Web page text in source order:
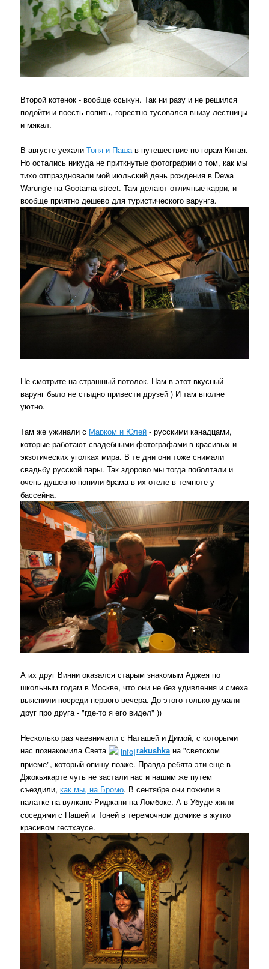
Второй котенок - вообще ссыкун. Так ни разу и не решился
подойти и поесть-попить, горестно тусовался внизу лестницы
и мякал.
В августе уехалиТоня и Пашав путешествие по горам Китая.
Но остались никуда не приткнутые фотографии о том, как мы
тихо отпраздновали мой июльский день рождения в Dewa
Warung'е на Gootama street. Там делают отличные карри, и
вообще приятно дешево для туристического варунга.
Не смотрите на страшный потолок. Нам в этот вкусный
варунг было не стыдно привести друзей ) И там вполне
уютно.
Там же ужинали с Марком и Юлей - русскими канадцами,
которые работают свадебными фотографами в красивых и
экзотических уголках мира. В те дни они тоже снимали
свадьбу русской пары. Так здорово мы тогда поболтали и
очень душевно попили брама в их отеле в темноте у
бассейна.
А их друг Винни оказался старым знакомым Аджея по
школьным годам в Москве, что они не без удивления и смеха
выяснили посреди первого вечера. До этого только думали
друг про друга - "где-то я его видел" ))
Несколько раз чаевничали с Наташей и Димой, с которыми
нас познакомила Света
rakushka на "светском
приеме", который опишу позже. Правда ребята эти еще в
Джокьякарте чуть не застали нас и нашим же путем
съездили,как мы, на Бромо. В сентябре они пожили в
палатке на вулкане Риджани на Ломбоке. А в Убуде жили
соседями с Пашей и Тоней в теремочном домике в жутко
красивом гестхаусе.